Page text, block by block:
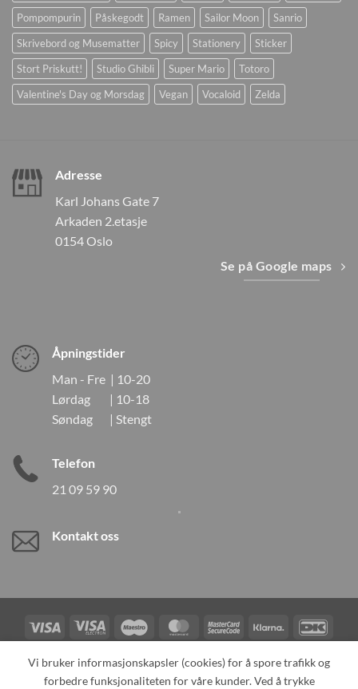
Pompompurin
Påskegodt Ramen Sailor Moon
Sanrio
Skrivebord og Musematter
Spicy Stationery
Sticker
Stort Priskutt!
Studio Ghibli Super Mario
Totoro
Valentine's Day og Morsdag
Vegan Vocaloid Zelda
Adresse
Karl Johans Gate 7
Arkaden 2.etasje
0154 Oslo
Se på Google maps
Åpningstider
Man - Fre | 10-20
Lørdag | 10-18
Søndag | Stengt
Telefon
21 09 59 90
Kontakt oss
Visa
Visa
Electron
Maestro MasterCardMasterCard
2
Klarna
Card
TILBAKEKALLINGER KONTAKT OSS OM OSS
Vi bruker informasjonskapsler (cookies) for å spore trafikk og
forbedre funksjonaliteten for våre kunder. Ved å trykke